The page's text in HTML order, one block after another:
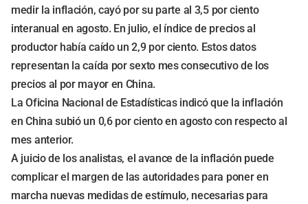
medir la inflación, cayó por su parte al 3,5 por ciento
interanual en agosto. En julio, el índice de precios al
productor había caído un 2,9 por ciento. Estos datos
representan la caída por sexto mes consecutivo de los
precios al por mayor en China.
La Oficina Nacional de Estadísticas indicó que la inflación
en China subió un 0,6 por ciento en agosto con respecto al
mes anterior.
A juicio de los analistas, el avance de la inflación puede
complicar el margen de las autoridades para poner en
marcha nuevas medidas de estímulo, necesarias para